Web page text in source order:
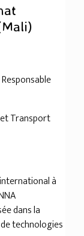
Transport
à
dans la
technologies